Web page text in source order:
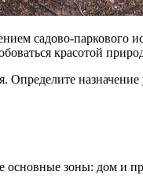
садово-паркового
красотой
зоны: дом и